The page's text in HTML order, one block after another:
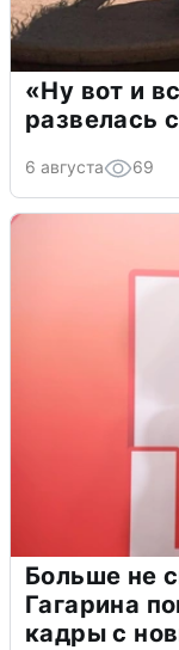
«Ну вот и
развелась
6 августа 69
Больше не
Гагарина
кадры с